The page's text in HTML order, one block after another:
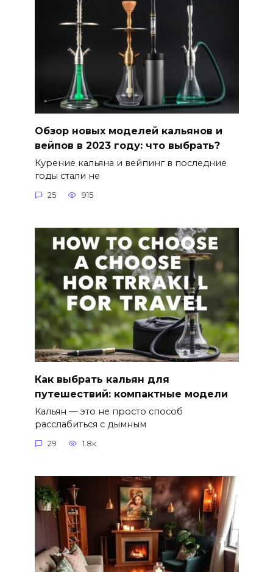
Обзор новых моделей кальянов и
вейпов в 2023 году: что выбрать?
Курение кальяна и вейпинг в последние
годы стали не
25 915
Как выбрать кальян для
путешествий: компактные модели
Кальян — это не просто способ
расслабиться с дымным
29 1.8к.